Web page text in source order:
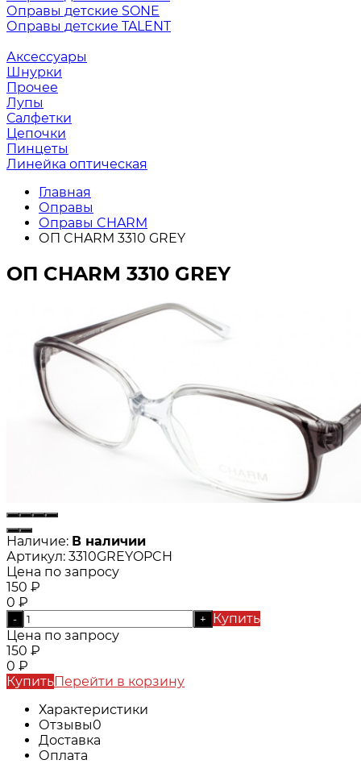
Оправы детские SONE
Оправы детские TALENT
Аксессуары
Шнурки
Прочее
Лупы
Салфетки
Цепочки
Пинцеты
Линейка оптическая
Главная
Оправы
Оправы CHARM
ОП CHARM 3310 GREY
ОП CHARM 3310 GREY
Наличие: В наличии
Артикул: 3310GREYOPCH
Цена по запросу
150 ₽
0 ₽
- +
Купить
Цена по запросу
150 ₽
0 ₽
КупитьПерейти в корзину
Характеристики
Отзывы0
Доставка
Оплата